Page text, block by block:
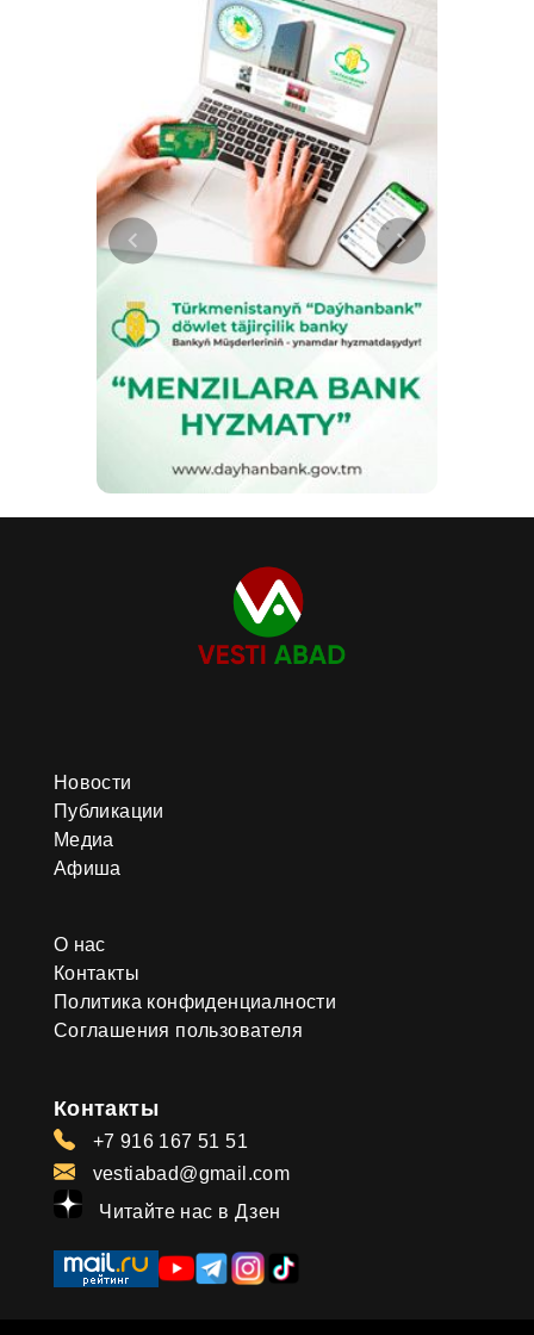
Новости
Публикации
Медиа
Афиша
О нас
Контакты
Политика конфиденциалности
Соглашения пользователя
Контакты
+7 916 167 51 51
vestiabad@gmail.com
Читайте нас в Дзен